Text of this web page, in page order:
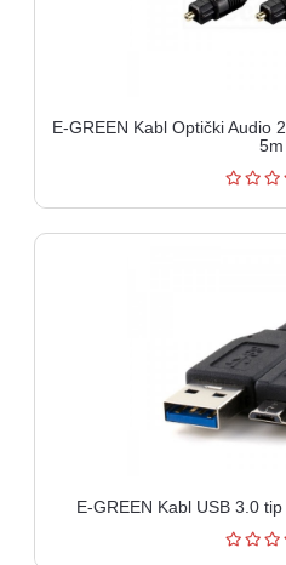
E-GREEN Kabl Optički Audio
5m
E-GREEN Kabl USB 3.0